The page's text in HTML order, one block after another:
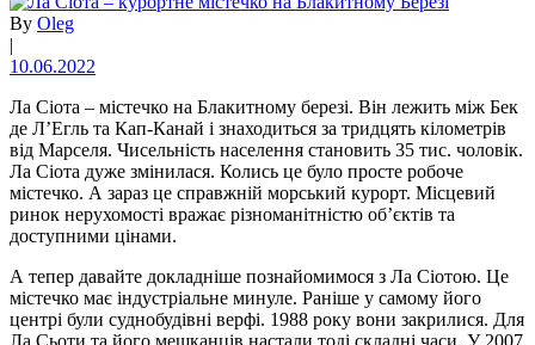
By Oleg
|
10.06.2022
Ла Сіота – містечко на Блакитному березі. Він лежить між Бек
де Л’Егль та Кап-Канай і знаходиться за тридцять кілометрів
від Марселя. Чисельність населення становить 35 тис. чоловік.
Ла Сіота дуже змінилася. Колись це було просте робоче
містечко. А зараз це справжній морський курорт. Місцевий
ринок нерухомості вражає різноманітністю об’єктів та
доступними цінами.
А тепер давайте докладніше познайомимося з Ла Сіотою. Це
містечко має індустріальне минуле. Раніше у самому його
центрі були суднобудівні верфі. 1988 року вони закрилися. Для
Ла Сьоти та його мешканців настали тоді складні часи. У 2007